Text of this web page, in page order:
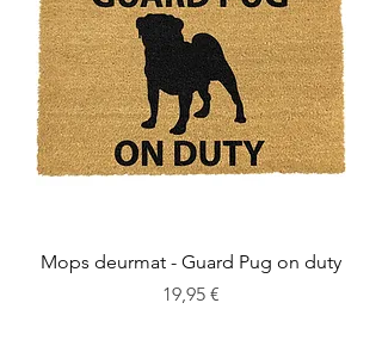
Mops deurmat - Guard Pug on duty
Cena
19,95 €